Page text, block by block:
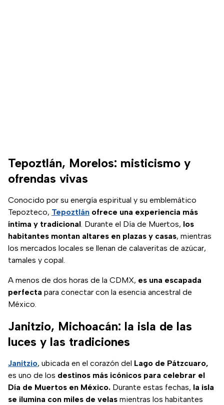
Tepoztlán, Morelos: misticismo y
ofrendas vivas
Conocido por su energía espiritual y su emblemático
Tepozteco, Tepoztlán ofrece una experiencia más
íntima y tradicional. Durante el Día de Muertos, los
habitantes montan altares en plazas y casas, mientras
los mercados locales se llenan de calaveritas de azúcar,
tamales y copal.
A menos de dos horas de la CDMX, es una escapada
perfecta para conectar con la esencia ancestral de
México.
Janitzio, Michoacán: la isla de las
luces y las tradiciones
Janitzio, ubicada en el corazón del Lago de Pátzcuaro,
es uno de los destinos más icónicos para celebrar el
Día de Muertos en México. Durante estas fechas, la isla
se ilumina con miles de velas mientras los habitantes